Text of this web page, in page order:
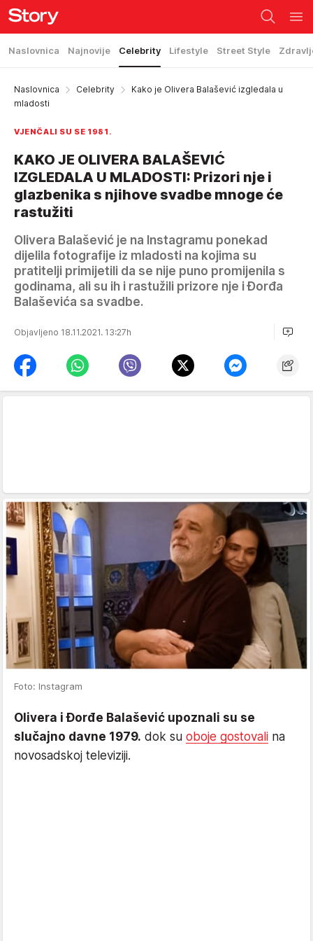
Naslovnica Najnovije Celebrity Lifestyle Street Style
Naslovnica Celebrity
Kako je Olivera Balašević izgledala u
mladosti
VJENČALI SU SE 1981.
KAKO JE OLIVERA BALAŠEVIĆ
IZGLEDALA U MLADOSTI: Prizori nje i
glazbenika s njihove svadbe mnoge će
rastužiti
Olivera Balašević je na Instagramu ponekad
dijelila fotografije iz mladosti na kojima su
pratitelji primijetili da se nije puno promijenila s
godinama, ali su ih i rastužili prizore nje i Đorđa
Balaševića sa svadbe.
Objavljeno 18.11.2021. 13:27h
Foto: Instagram
Olivera i Đorđe Balašević upoznali su se
slučajno davne 1979. dok su oboje gostovali na
novosadskoj televiziji.